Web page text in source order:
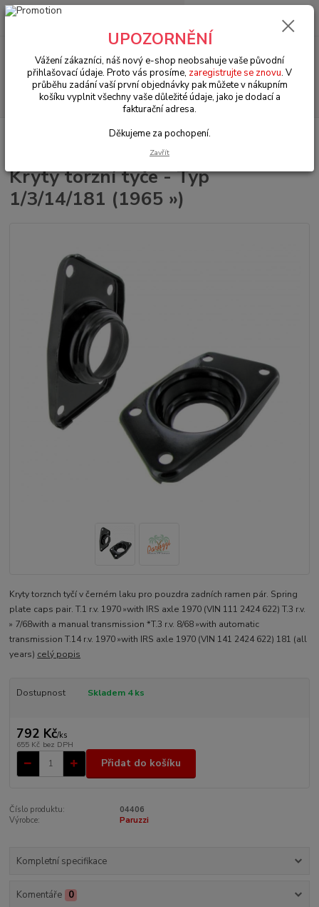
Menu
Hledat
+420 602 330 329
0 Kč
VW Brouk Typ 1 (1938 » 03) Šasi (Chassis)
Kryty torzní tyče - Typ
1/3/14/181 (1965 »)
Kryty torznch tyčí v černém laku pro pouzdra zadních ramen pár. Spring
plate caps pair. T.1 r.v. 1970 »with IRS axle 1970 (VIN 111 2424 622) T.3 r.v.
» 7/68with a manual transmission *T.3 r.v. 8/68 »with automatic
transmission T.14 r.v. 1970 »with IRS axle 1970 (VIN 141 2424 622) 181 (all
years) celý popis
Dostupnost Skladem 4 ks
792 Kč/ks
655 Kč bez DPH
Přidat do košíku
Číslo produktu:
04406
Výrobce:
Paruzzi
Kompletní specifikace
Komentáře 0
UPOZORNĚNÍ
Vážení zákazníci, náš nový e-shop neobsahuje vaše původní
přihlašovací údaje. Proto vás prosíme, zaregistrujte se znovu. V
průběhu zadání vaší první objednávky pak můžete v nákupním
košíku vyplnit všechny vaše důležité údaje, jako je dodací a
fakturační adresa.
Děkujeme za pochopení.
Zavřít